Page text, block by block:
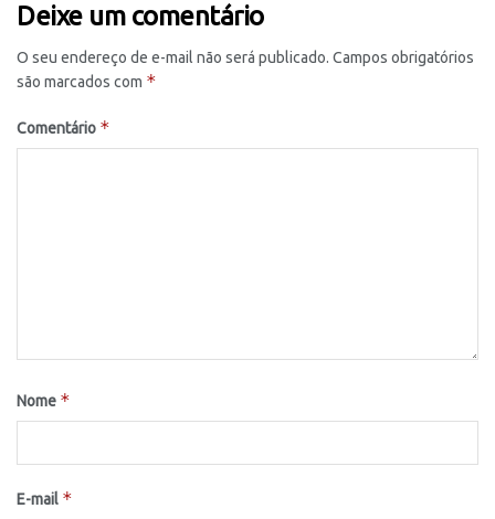
Deixe um comentário
O seu endereço de e-mail não será publicado. Campos obrigatórios
são marcados com *
Comentário *
Nome *
E-mail *